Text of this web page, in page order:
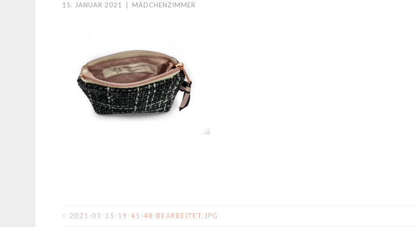
15. JANUAR 2021 MÄDCHENZIMMER
< 2021-01-15-19-45-48-BEARBEITET.JPG